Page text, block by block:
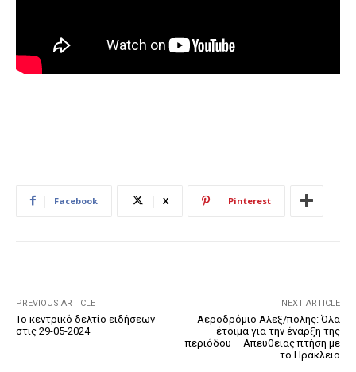
Facebook X Pinterest
PREVIOUS ARTICLE
Το κεντρικό δελτίο ειδήσεων
στις 29-05-2024
NEXT ARTICLE
Αεροδρόμιο Αλεξ/πολης: Όλα
έτοιμα για την έναρξη της
περιόδου – Απευθείας πτήση με
το Ηράκλειο